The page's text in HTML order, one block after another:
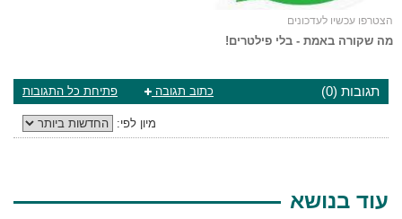
הצטרפו עכשיו לעדכונים
מה שקורה באמת - בלי פילטרים!
תגובות (0) פתיחת כל התגובות כתוב תגובה
מיון לפי:
עוד בנושא